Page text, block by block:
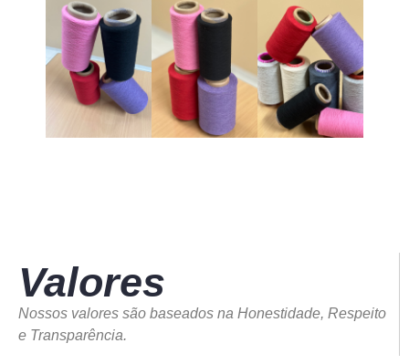
Valores
Nossos valores são baseados na Honestidade, Respeito
e Transparência.